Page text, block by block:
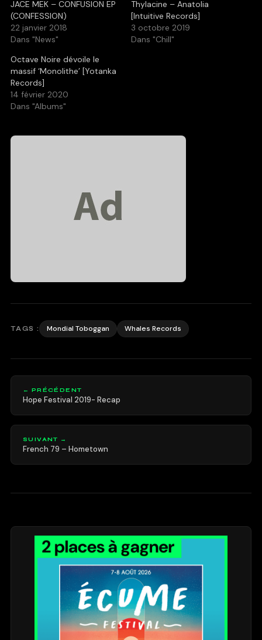
JACE MEK – CONFUSION EP
(CONFESSION)
22 janvier 2018
Dans "News"
Thylacine – Anatolia
[Intuitive Records]
3 octobre 2019
Dans "Chill"
Octave Noire dévoile le
massif ‘Monolithe’ [Yotanka
Records]
14 février 2020
Dans "Albums"
TAGS : Mondial Toboggan Whales Records
← PRÉCÉDENT
Hope Festival 2019- Recap
SUIVANT →
French 79 – Hometown